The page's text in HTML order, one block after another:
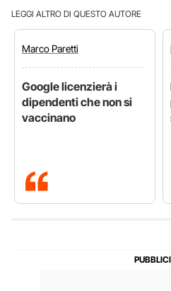
LEGGI ALTRO DI QUESTO AUTORE
MarcoParetti
Google licenzierà i
dipendenti che non si
vaccinano